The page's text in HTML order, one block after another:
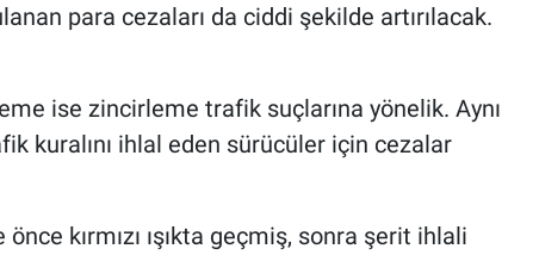
para cezaları da ciddi şekilde artırılacak.
ise zincirleme trafik suçlarına yönelik. Aynı
kuralını ihlal eden sürücüler için cezalar
kırmızı ışıkta geçmiş, sonra şerit ihlali